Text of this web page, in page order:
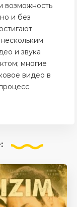
возможность
и без
и звука
многие
видео в